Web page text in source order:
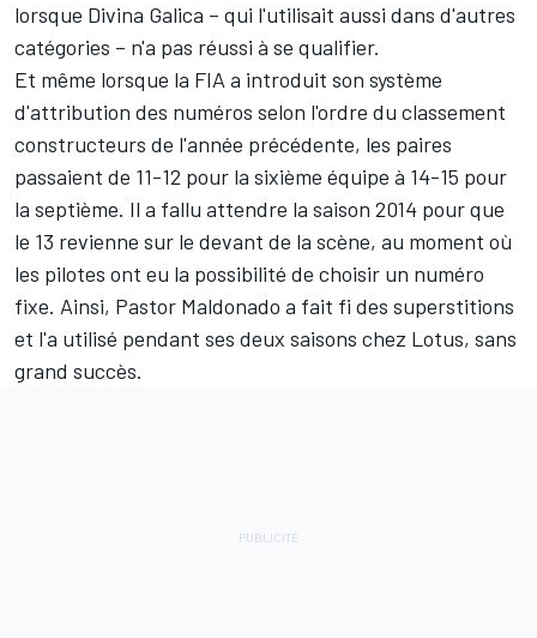
lorsque Divina Galica – qui l'utilisait aussi dans d'autres
catégories – n'a pas réussi à se qualifier.
Et même lorsque la FIA a introduit son système
d'attribution des numéros selon l'ordre du classement
constructeurs de l'année précédente, les paires
passaient de 11-12 pour la sixième équipe à 14-15 pour
la septième. Il a fallu attendre la saison 2014 pour que
le 13 revienne sur le devant de la scène, au moment où
les pilotes ont eu la possibilité de choisir un numéro
fixe. Ainsi, Pastor Maldonado a fait fi des superstitions
et l'a utilisé pendant ses deux saisons chez Lotus, sans
grand succès.